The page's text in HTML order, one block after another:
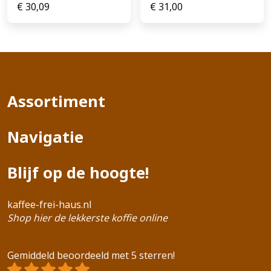
€30,09 €31,00
Assortiment
Navigatie
Blijf op de hoogte!
kaffee-frei-haus.nl
Shop hier de lekkerste koffie online
Gemiddeld beoordeeld met 5 sterren!